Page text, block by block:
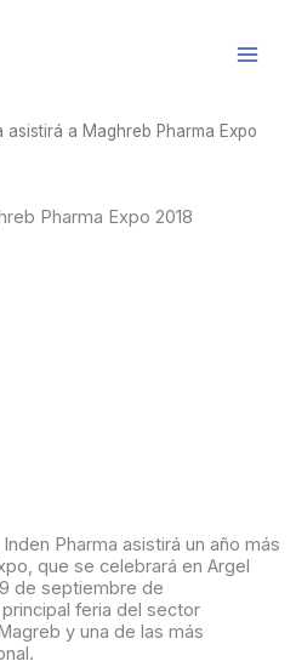
asistirá a Maghreb Pharma Expo
Pharma Expo 2018
Pharma asistirá un año más
que se celebrará en Argel
de septiembre de
feria del sector
y una de las más